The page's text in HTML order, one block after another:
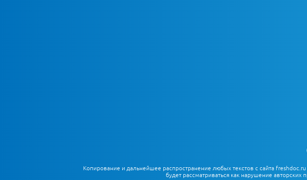
Копирование и дальнейшее распространение любых текстов с сайта
будет рассматриваться как нарушение